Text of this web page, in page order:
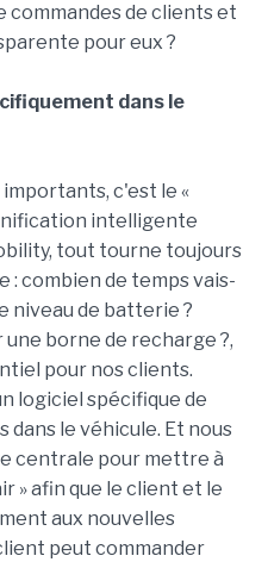
commandes de clients et
pour eux ?
dans le
c'est le «
intelligente
tout tourne toujours
: combien de temps vais-
niveau de batterie ?
borne de recharge ?,
pour nos clients.
logiciel spécifique de
le véhicule. Et nous
centrale pour mettre à
» afin que le client et le
aux nouvelles
peut commander